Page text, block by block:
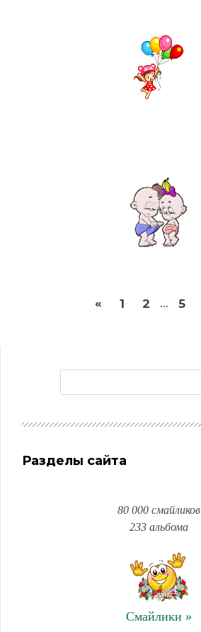
« 1 2 ... 5
Разделы сайта
80 000 смайликов
233 альбома
Смайлики »